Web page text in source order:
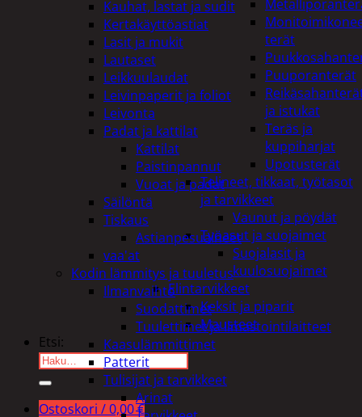
terät
Puuporanterät
ja istukat
Teräs ja
kuppiharjat
Upotusterät
Telineet, tikkaat, työtasot
ja tarvikkeet
Vaunut ja pöydät
Työasut ja suojaimet
Suojalasit ja
kuulosuojaimet
Elintarvikkeet
Keksit ja piparit
Mausteet
Etsi:
Ostoskori /0,00€
Kauhat, lastat ja sudit
Kertakäyttöastiat
Lasit ja mukit
Lautaset
Leikkuulaudat
Leivinpaperit ja foliot
Leivonta
Padat ja kattilat
Kattilat
Paistinpannut
Vuoat ja padat
Säilöntä
Tiskaus
Astianpesuaineet
vaa'at
Kodin lämmitys ja tuuletus
Ilmanvaihto
Suodattimet
Tuulettimet ja Ilmastointilaitteet
Kaasulämmittimet
Patterit
Tulisijat ja tarvikkeet
Arinat